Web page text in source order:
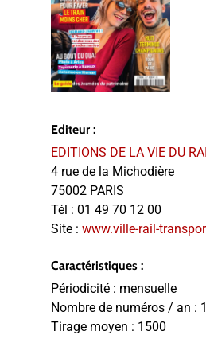
Editeur :
EDITIONS DE LA VIE DU
4 rue de la Michodière
75002 PARIS
Tél : 01 49 70 12 00
Site : www.ville-rail-
Caractéristiques :
Périodicité : mensuelle
Nombre de numéros / an :
Tirage moyen : 1500